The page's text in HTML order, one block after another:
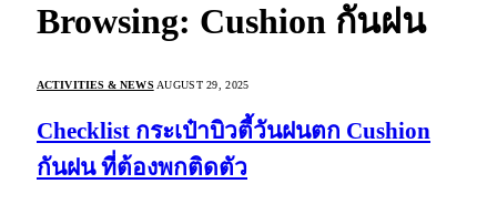
Browsing: Cushion กันฝน
ACTIVITIES & NEWS AUGUST 29, 2025
Checklist กระเป๋าบิวตี้วันฝนตก Cushion
กันฝน ที่ต้องพกติดตัว